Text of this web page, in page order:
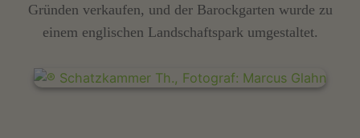
Gründen verkaufen, und der Barockgarten wurde zu
einem englischen Landschaftspark umgestaltet.